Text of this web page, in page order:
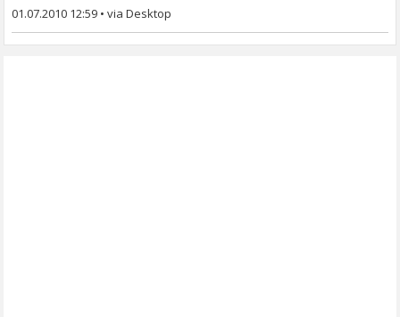
01.07.2010 12:59 •